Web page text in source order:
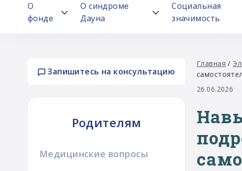
О
фонде
О синдроме
Дауна
Социальная
значимость
Запишитесь на консультацию
Родителям
Медицинские вопросы
Главная /
26.06.2026